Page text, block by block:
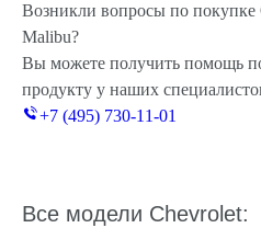
Возникли вопросы по
Malibu?
Вы можете получить помощь
продукту у наших
+7 (495) 730-11-01
Все модели Chevrolet: